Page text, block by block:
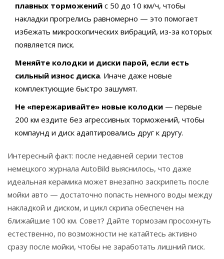
плавных торможений с 50 до 10 км/ч, чтобы
накладки прогрелись равномерно — это помогает
избежать микроскопических вибраций, из-за которых
появляется писк.
Меняйте колодки и диски парой, если есть
сильный износ диска. Иначе даже новые
комплектующие быстро зашумят.
Не «пережаривайте» новые колодки — первые
200 км ездите без агрессивных торможений, чтобы
компаунд и диск адаптировались друг к другу.
Интересный факт: после недавней серии тестов
немецкого журнала AutoBild выяснилось, что даже
идеальная керамика может внезапно заскрипеть после
мойки авто — достаточно попасть немного воды между
накладкой и диском, и цикл скрипа обеспечен на
ближайшие 100 км. Совет? Дайте тормозам просохнуть
естественно, по возможности не катайтесь активно
сразу после мойки, чтобы не заработать лишний писк.